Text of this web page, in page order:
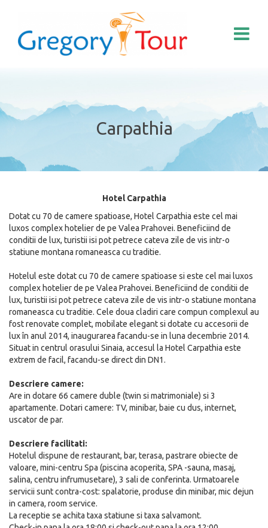
Carpathia
Hotel Carpathia
Dotat cu 70 de camere spatioase, Hotel Carpathia este cel mai
luxos complex hotelier de pe Valea Prahovei. Beneficiind de
conditii de lux, turistii isi pot petrece cateva zile de vis intr-o
statiune montana romaneasca cu traditie.
Hotelul este dotat cu 70 de camere spatioase si este cel mai luxos
complex hotelier de pe Valea Prahovei. Beneficiind de conditii de
lux, turistii isi pot petrece cateva zile de vis intr-o statiune montana
romaneasca cu traditie. Cele doua cladiri care compun complexul au
fost renovate complet, mobilate elegant si dotate cu accesorii de
lux în anul 2014, inaugurarea facandu-se in luna decembrie 2014.
Situat in centrul orasului Sinaia, accesul la Hotel Carpathia este
extrem de facil, facandu-se direct din DN1.
Descriere camere:
Are in dotare 66 camere duble (twin si matrimoniale) si 3
apartamente. Dotari camere: TV, minibar, baie cu dus, internet,
uscator de par.
Descriere facilitati:
Hotelul dispune de restaurant, bar, terasa, pastrare obiecte de
valoare, mini-centru Spa (piscina acoperita, SPA -sauna, masaj,
salina, centru infrumusetare), 3 sali de conferinta. Urmatoarele
servicii sunt contra-cost: spalatorie, produse din minibar, mic dejun
in camera, room service.
La receptie se achita taxa statiune si taxa salvamont.